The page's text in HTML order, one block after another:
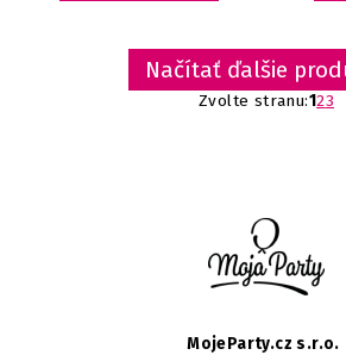
Načítať ďalšie
Zvolte stranu:123
MojeParty.cz s.r.o.